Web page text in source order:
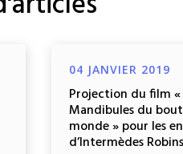
04 JANVIER 2019
Projection du film «
Mandibules du
monde » pour les
d’Intermèdes